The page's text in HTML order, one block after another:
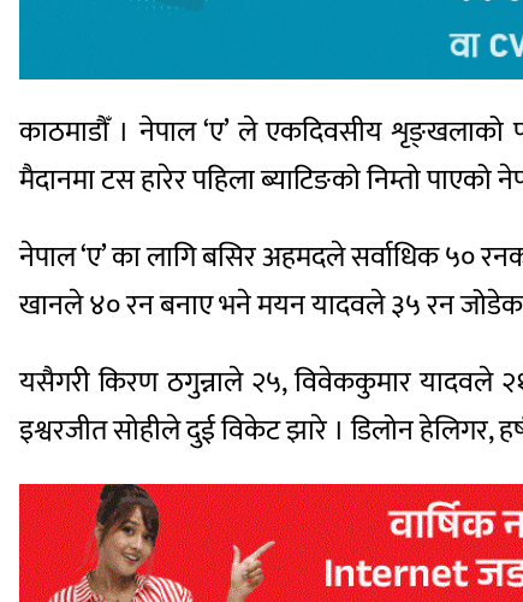
काठमाडौँ । नेपाल ‘ए’ ले एकदिवसीय शृङ्खलाको
मैदानमा टस हारेर पहिला ब्याटिङको निम्तो
नेपाल ‘ए’ का लागि बसिर अहमदले सर्वाधिक ५०
खानले ४० रन बनाए भने मयन यादवले ३५ रन
यसैगरी किरण ठगुन्नाले २५, विवेककुमार यादवले
इश्वरजीत सोहीले दुई विकेट झारे । डिलोन